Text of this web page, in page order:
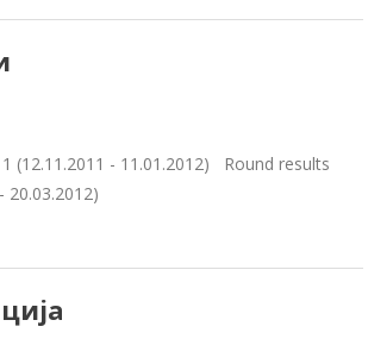
(12.11.2011 - 11.01.2012) Round results
20.03.2012)